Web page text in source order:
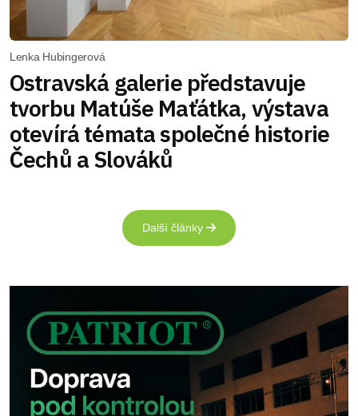
Lenka Hubingerová
Ostravská galerie představuje
tvorbu Matúše Maťátka, výstava
otevírá témata společné historie
Čechů a Slováků
Další články